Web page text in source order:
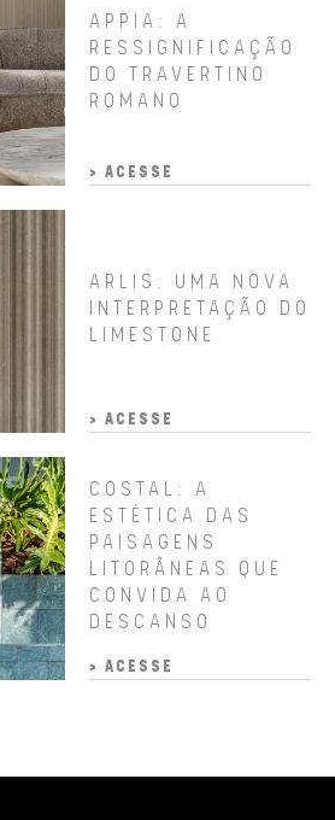
APPIA: A
RESSIGNIFICAÇÃO
DO TRAVERTINO
ROMANO
> ACESSE
ARLIS: UMA NOVA
INTERPRETAÇÃO DO
LIMESTONE
> ACESSE
COSTAL: A
ESTÉTICA DAS
PAISAGENS
LITORÂNEAS QUE
CONVIDA AO
DESCANSO
> ACESSE